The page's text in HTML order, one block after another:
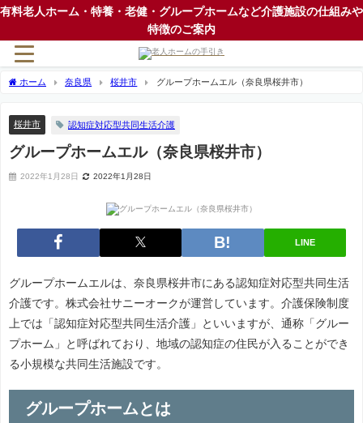
有料老人ホーム・特養・老健・グループホームなど介護施設の仕組みや
特徴のご案内
ホーム 奈良県 桜井市 グループホームエル（奈良県桜井市）
桜井市 認知症対応型共同生活介護
グループホームエル（奈良県桜井市）
2022年1月28日 2022年1月28日
LINE
グループホームエルは、奈良県桜井市にある認知症対応型共同生活
介護です。株式会社サニーオークが運営しています。介護保険制度
上では「認知症対応型共同生活介護」といいますが、通称「グルー
プホーム」と呼ばれており、地域の認知症の住民が入ることができ
る小規模な共同生活施設です。
グループホームとは